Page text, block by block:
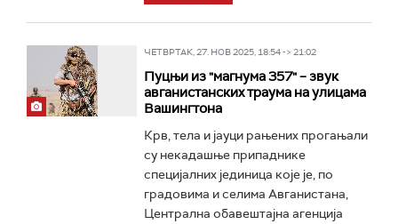
ЧЕТВРТАК, 27. НОВ 2025, 18:54 -> 21:02
Пуцњи из "магнума 357" – звук
авганистанских траума на улицама
Вашингтона
Крв, тела и јауци рањених прогањали
су некадашње припаднике
специјалних јединица које је, по
градовима и селима Авганистана,
Централна обавештајна агенција